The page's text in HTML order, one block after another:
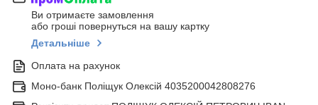
Ви отримаєте замовлення
або гроші повернуться на вашу картку
Детальніше
Оплата на рахунок
Моно-банк Поліщук Олексій 4035200042808276